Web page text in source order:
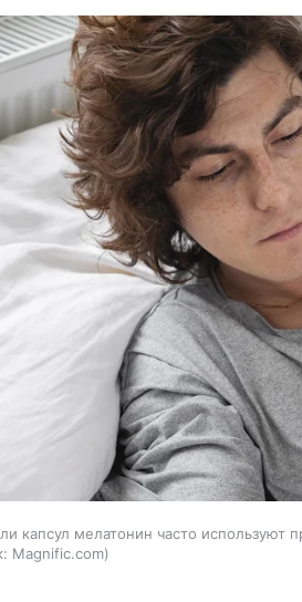
капсул мелатонин часто
Magnific.com